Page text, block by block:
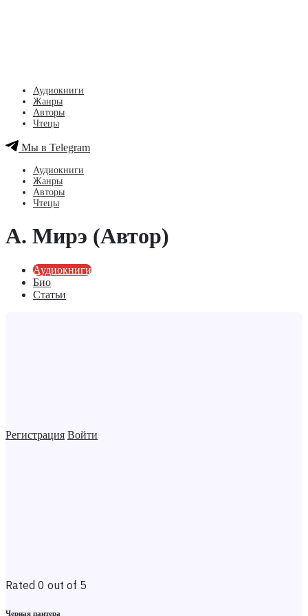
Регистрация Войти
Аудиокниги
Жанры
Авторы
Чтецы
Мы в Telegram
Аудиокниги
Жанры
Авторы
Чтецы
А. Мирэ (Автор)
Аудиокниги
Био
Статьи
Rated 0 out of 5
Черная пантера